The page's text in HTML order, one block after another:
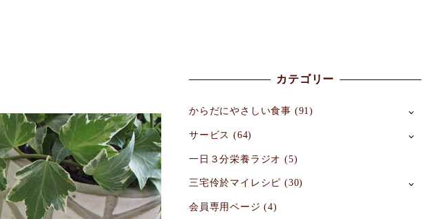
カテゴリー
からだにやさしい食事 (91)
サービス (64)
一日３分栄養ラジオ (5)
三宅伶於マイレシピ (30)
会員専用ページ (4)